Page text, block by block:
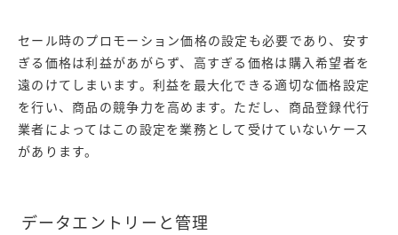
セール時のプロモーション価格の設定も必要であり、安す
ぎる価格は利益があがらず、高すぎる価格は購入希望者を
遠のけてしまいます。利益を最大化できる適切な価格設定
を行い、商品の競争力を高めます。ただし、商品登録代行
業者によってはこの設定を業務として受けていないケース
があります。
データエントリーと管理